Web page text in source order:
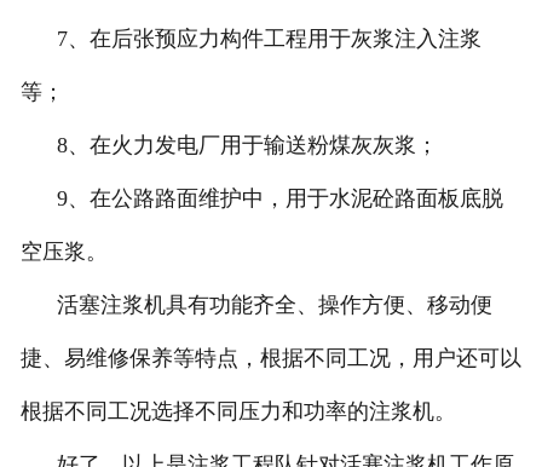
7、在后张预应力构件工程用于灰浆注入注浆
等；
8、在火力发电厂用于输送粉煤灰灰浆；
9、在公路路面维护中，用于水泥砼路面板底脱
空压浆。
活塞注浆机具有功能齐全、操作方便、移动便
捷、易维修保养等特点，根据不同工况，用户还可以
根据不同工况选择不同压力和功率的注浆机。